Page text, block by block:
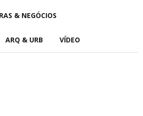
& NEGÓCIOS
ARQ & URB VÍDEO